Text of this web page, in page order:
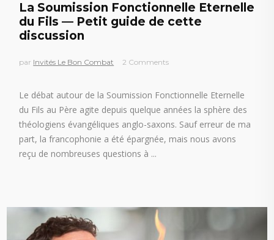
La Soumission Fonctionnelle Eternelle
du Fils — Petit guide de cette
discussion
par Invités Le Bon Combat 2 Comments
Le débat autour de la Soumission Fonctionnelle Eternelle
du Fils au Père agite depuis quelque années la sphère des
théologiens évangéliques anglo-saxons. Sauf erreur de ma
part, la francophonie a été épargnée, mais nous avons
reçu de nombreuses questions à